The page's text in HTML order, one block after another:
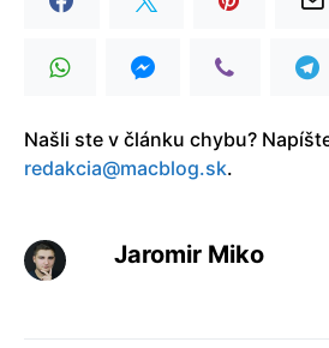
Našli ste v článku chybu?
redakcia@macblog.sk.
Jaromir Miko